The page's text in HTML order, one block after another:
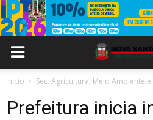
Inicio Sec. Agricultura, Meio Ambiente
Prefeitura inicia